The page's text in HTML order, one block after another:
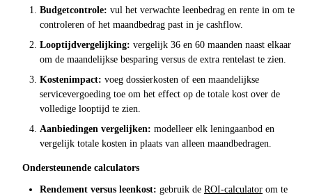
Budgetcontrole: vul het verwachte leenbedrag en rente in om te
controleren of het maandbedrag past in je cashflow.
Looptijdvergelijking: vergelijk 36 en 60 maanden naast elkaar
om de maandelijkse besparing versus de extra rentelast te zien.
Kostenimpact: voeg dossierkosten of een maandelijkse
servicevergoeding toe om het effect op de totale kost over de
volledige looptijd te zien.
Aanbiedingen vergelijken: modelleer elk leningaanbod en
vergelijk totale kosten in plaats van alleen maandbedragen.
Ondersteunende calculators
Rendement versus leenkost: gebruik de ROI-calculator om te